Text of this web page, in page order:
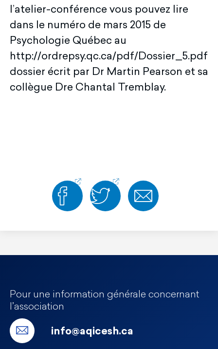
l’atelier-conférence vous pouvez lire
dans le numéro de mars 2015 de
Psychologie Québec au
http://ordrepsy.qc.ca/pdf/
dossier écrit par Dr Martin Pearson et sa
collègue Dre Chantal Tremblay.
Pour une information générale concernant
l’association
info@aqicesh.ca